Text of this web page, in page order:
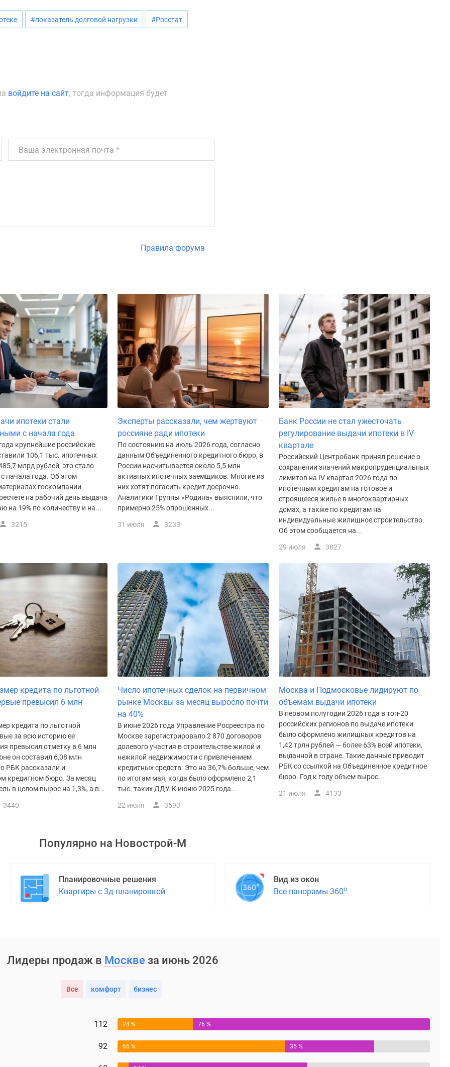
#показатель долговой нагрузки #Росстат
войдите на сайт, тогда информация будет
Правила форума
ипотеки стали
с начала года
крупнейшие российские
106,1 тыс. ипотечных
млрд рублей, это стало
начала года. Об этом
госкомпании
на рабочий день выдача
на 19% по количеству и на...
3215
Эксперты рассказали, чем жертвуют
россияне ради ипотеки
По состоянию на июль 2026 года, согласно
данным Объединенного кредитного бюро, в
России насчитывается около 5,5 млн
активных ипотечных заемщиков. Многие из
них хотят погасить кредит досрочно.
Аналитики Группы «Родина» выяснили, что
примерно 25% опрошенных...
31 июля 3233
Банк России не стал ужесточать
регулирование выдачи ипотеки в IV
квартале
Российский Центробанк принял решение о
сохранении значений макропруденциальных
лимитов на IV квартал 2026 года по
ипотечным кредитам на готовое и
строящееся жилье в многоквартирных
домах, а также по кредитам на
индивидуальные жилищное строительство.
Об этом сообщается на...
29 июля 3827
кредита по льготной
превысил 6 млн
кредита по льготной
за всю историю ее
превысил отметку в 6 млн
он составил 6,08 млн
РБК рассказали и
кредитном бюро. За месяц
в целом вырос на 1,3%, а в...
3440
Число ипотечных сделок на первичном
рынке Москвы за месяц выросло почти
на 40%
В июне 2026 года Управление Росреестра по
Москве зарегистрировало 2 870 договоров
долевого участия в строительстве жилой и
нежилой недвижимости с привлечением
кредитных средств. Это на 36,7% больше, чем
по итогам мая, когда было оформлено 2,1
тыс. таких ДДУ. К июню 2025 года...
22 июля 3593
Москва и Подмосковье лидируют по
объемам выдачи ипотеки
В первом полугодии 2026 года в топ-20
российских регионов по выдаче ипотеки
было оформлено жилищных кредитов на
1,42 трлн рублей — более 63% всей ипотеки,
выданной в стране. Такие данные приводит
РБК со ссылкой на Объединенное кредитное
бюро. Год к году объем вырос...
21 июля 4133
Популярно на Новострой-М
Планировочные решения
Квартиры с 3д планировкой
Вид из окон
Все панорамы 360о
Лидеры продаж в Москве за июнь 2026
Все комфорт бизнес
112 24 % 76 %
92 65 % 35 %